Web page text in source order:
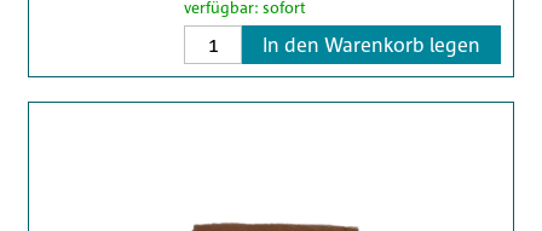
verfügbar: sofort
In den Warenkorb legen